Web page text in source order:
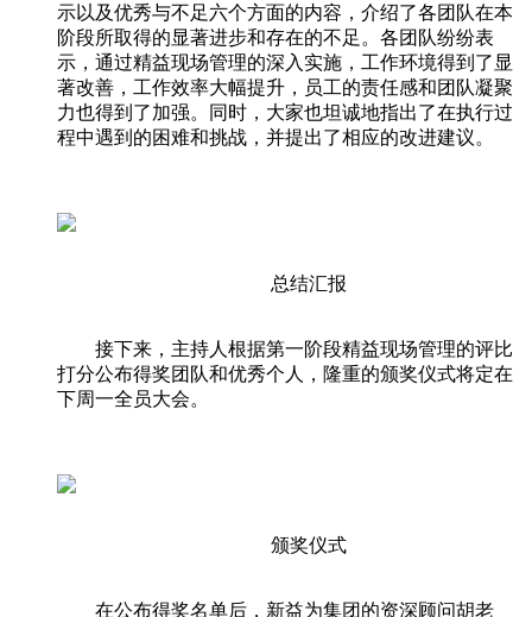
示以及优秀与不足六个方面的内容，介绍了各团队在本
阶段所取得的显著进步和存在的不足。各团队纷纷表
示，通过精益现场管理的深入实施，工作环境得到了显
著改善，工作效率大幅提升，员工的责任感和团队凝聚
力也得到了加强。同时，大家也坦诚地指出了在执行过
程中遇到的困难和挑战，并提出了相应的改进建议。
总结汇报
接下来，主持人根据第一阶段精益现场管理的评比
打分公布得奖团队和优秀个人，隆重的颁奖仪式将定在
下周一全员大会。
颁奖仪式
在公布得奖名单后，新益为集团的资深顾问胡老